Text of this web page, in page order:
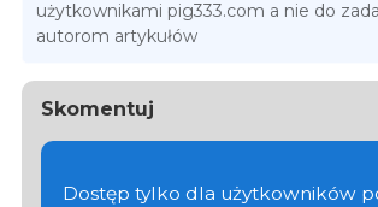
użytkownikami pig333.com a nie do
autorom artykułów
Skomentuj
Dostęp tylko dla użytkowników